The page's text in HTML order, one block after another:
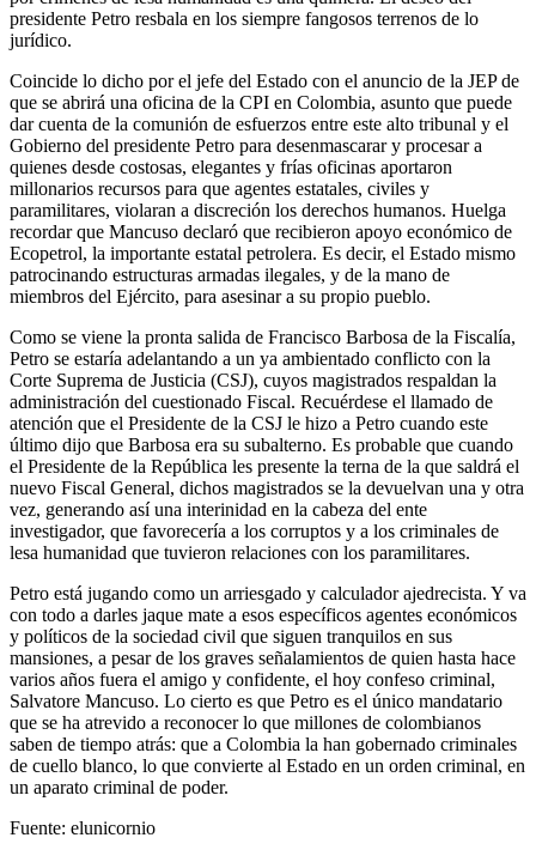
presidente Petro resbala en los siempre fangosos terrenos de lo
jurídico.
Coincide lo dicho por el jefe del Estado con el anuncio de la JEP de
que se abrirá una oficina de la CPI en Colombia, asunto que puede
dar cuenta de la comunión de esfuerzos entre este alto tribunal y el
Gobierno del presidente Petro para desenmascarar y procesar a
quienes desde costosas, elegantes y frías oficinas aportaron
millonarios recursos para que agentes estatales, civiles y
paramilitares, violaran a discreción los derechos humanos. Huelga
recordar que Mancuso declaró que recibieron apoyo económico de
Ecopetrol, la importante estatal petrolera. Es decir, el Estado mismo
patrocinando estructuras armadas ilegales, y de la mano de
miembros del Ejército, para asesinar a su propio pueblo.
Como se viene la pronta salida de Francisco Barbosa de la Fiscalía,
Petro se estaría adelantando a un ya ambientado conflicto con la
Corte Suprema de Justicia (CSJ), cuyos magistrados respaldan la
administración del cuestionado Fiscal. Recuérdese el llamado de
atención que el Presidente de la CSJ le hizo a Petro cuando este
último dijo que Barbosa era su subalterno. Es probable que cuando
el Presidente de la República les presente la terna de la que saldrá el
nuevo Fiscal General, dichos magistrados se la devuelvan una y otra
vez, generando así una interinidad en la cabeza del ente
investigador, que favorecería a los corruptos y a los criminales de
lesa humanidad que tuvieron relaciones con los paramilitares.
Petro está jugando como un arriesgado y calculador ajedrecista. Y va
con todo a darles jaque mate a esos específicos agentes económicos
y políticos de la sociedad civil que siguen tranquilos en sus
mansiones, a pesar de los graves señalamientos de quien hasta hace
varios años fuera el amigo y confidente, el hoy confeso criminal,
Salvatore Mancuso. Lo cierto es que Petro es el único mandatario
que se ha atrevido a reconocer lo que millones de colombianos
saben de tiempo atrás: que a Colombia la han gobernado criminales
de cuello blanco, lo que convierte al Estado en un orden criminal, en
un aparato criminal de poder.
Fuente: elunicornio